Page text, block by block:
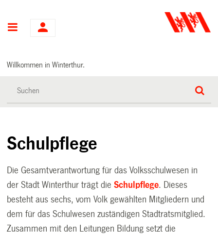
Hauptnavigation
Willkommen in Winterthur.
Schulpflege
Die Gesamtverantwortung für das Volksschulwesen in
der Stadt Winterthur trägt dieSchulpflege. Dieses
besteht aus sechs, vom Volk gewählten Mitgliedern und
dem für das Schulwesen zuständigen Stadtratsmitglied.
Zusammen mit den Leitungen Bildung setzt die